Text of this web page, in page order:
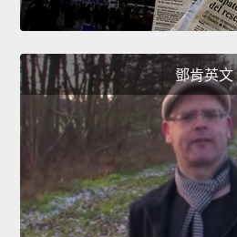
鄧肯英文